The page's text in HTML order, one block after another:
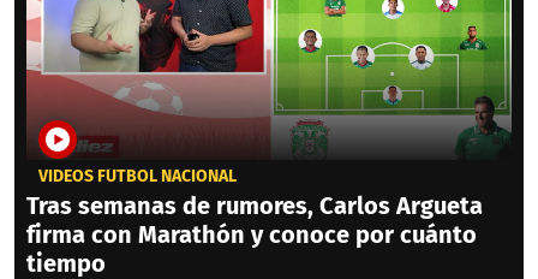
VIDEOS FÚTBOL NACIONAL
Tras semanas de rumores, Carlos Argueta
firma con Marathón y conoce por cuánto
tiempo